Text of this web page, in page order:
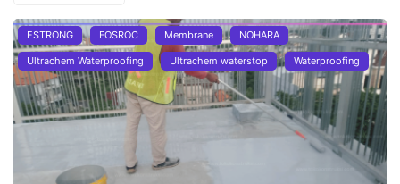
ESTRONG FOSROC Membrane NOHARA
Ultrachem Waterproofing Ultrachem waterstop Waterproofing